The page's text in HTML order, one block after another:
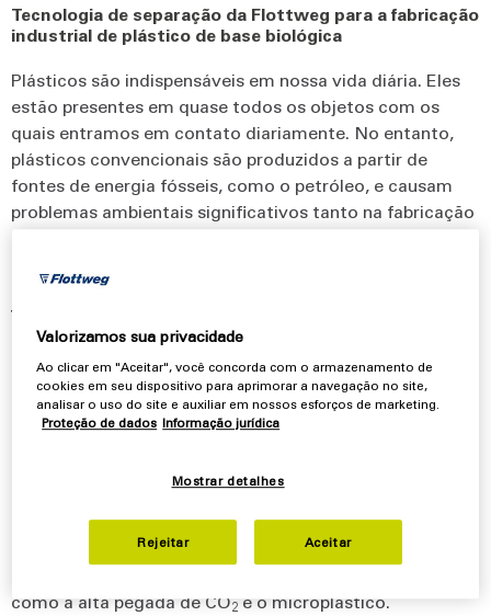
Tecnologia de separação da Flottweg para a fabricação
industrial de plástico de base biológica
Plásticos são indispensáveis em nossa vida diária. Eles
estão presentes em quase todos os objetos com os
quais entramos em contato diariamente. No entanto,
plásticos convencionais são produzidos a partir de
fontes de energia fósseis, como o petróleo, e causam
problemas ambientais significativos tanto na fabricação
Umasolução sustentável e, portanto, orientada ao
futuro
plásticos de base biológica. Eles são produzidos a partir
de matérias-primas renováveis, como amido de milho,
cana-de-açúcar e óleos vegetais, diretamente ou por
fermentação através de microrganismos. Esses
bioplásticos são um passo importante para um futuro
mais sustentável, em que podemos continuar a
aproveitar os benefícios dos plásticos sem afetar o meio
como a alta pegada de CO2 e o microplástico.
Valorizamos sua privacidade
Ao clicar em "Aceitar", você concorda com o armazenamento de
cookies em seu dispositivo para aprimorar a navegação no site,
analisar o uso do site e auxiliar em nossos esforços de marketing.
Proteção de dados Informação jurídica
Mostrar detalhes
Rejeitar Aceitar